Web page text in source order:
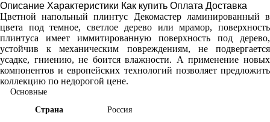
Описание Характеристики Как купить Оплата Доставка
Цветной напольный плинтус Декомастер ламинированный в
цвета под темное, светлое дерево или мрамор, поверхность
плинтуса имеет иммитированную поверхность под дерево,
устойчив к механическим повреждениям, не подвергается
усадке, гниению, не боится влажности. А применение новых
компонентов и европейских технологий позволяет предложить
коллекцию по недорогой цене.
Основные
Страна
Россия